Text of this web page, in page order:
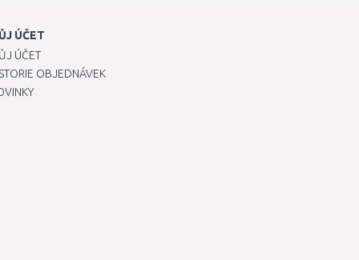
ÚČET
ÚČET
OBJEDNÁVEK